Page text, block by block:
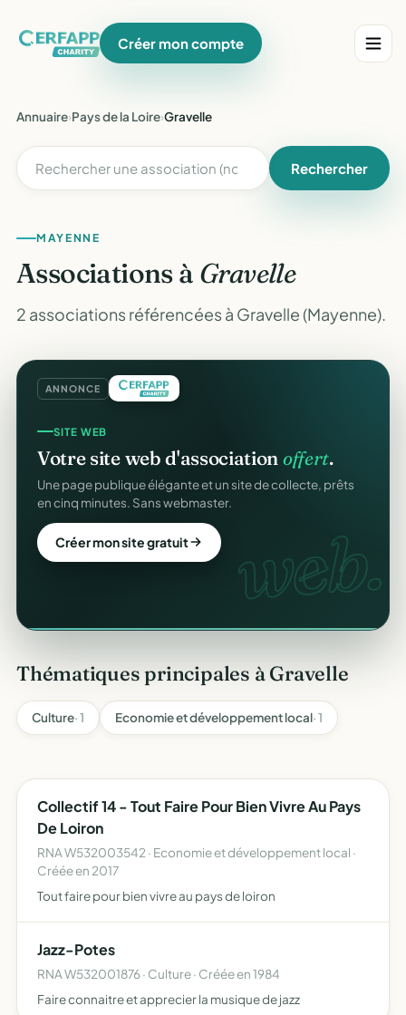
Créer mon compte
Annuaire›Pays de la Loire›Gravelle
Rechercher
MAYENNE
Associations à Gravelle
2 associations référencées à Gravelle (Mayenne).
ANNONCE
web.
SITE WEB
Votre site web d'associationoffert.
Une page publique élégante et un site de collecte, prêts
en cinq minutes. Sans webmaster.
Créer mon site gratuit
COLLECTE DE DONS
Collectez des donsen ligne.
Campagnes, paiement sécurisé, reçu fiscal instantané
pour chaque donateur. 100 % gratuit.
Lancer ma collecte
Thématiques principales à Gravelle
Culture· 1 Economie et développement local· 1
Collectif 14 - Tout Faire Pour Bien Vivre Au Pays
De Loiron
RNA W532003542 · Economie et développement local ·
Créée en 2017
Tout faire pour bien vivre au pays de loiron
Jazz-Potes
RNA W532001876 · Culture · Créée en 1984
Faire connaitre et apprecier la musique de jazz